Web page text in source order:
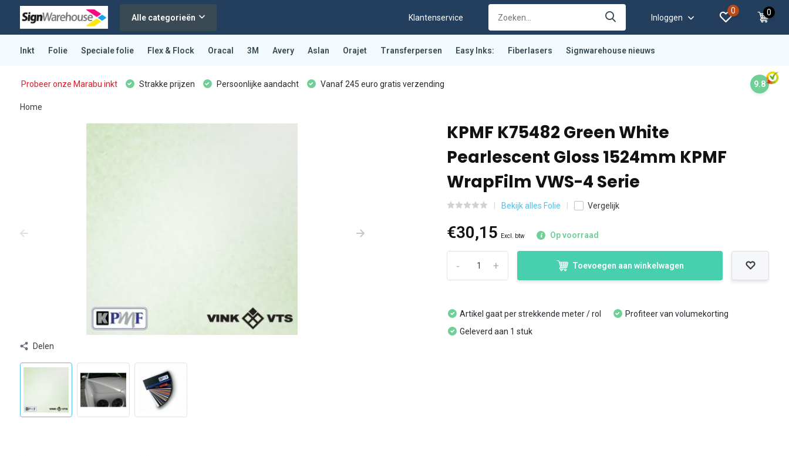
Alle categorieën Klantenservice Inloggen
0 0
Inkt Folie Speciale folie Flex & Flock Oracal 3M Avery Aslan Orajet Transferpersen Easy Inks: Fiberlasers Signwarehouse nieuws
Probeer onze Marabu inkt Strakke prijzen Persoonlijke aandacht Vanaf 245 euro gratis verzending 9.8
Home
Delen
KPMF K75482 Green White
Pearlescent Gloss 1524mm KPMF
WrapFilm VWS-4 Serie
Bekijk alles Folie Vergelijk
€30,15 Excl. btw Op voorraad
+
- Toevoegen aan winkelwagen
Artikel gaat per strekkende meter / rol
Geleverd aan 1 stuk
Profiteer van volumekorting